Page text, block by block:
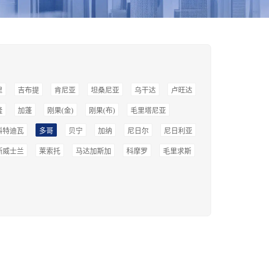
吉布提 肯尼亚 坦桑尼亚 乌干达 卢旺达
加蓬 刚果(金) 刚果(布) 毛里塔尼亚
特迪瓦 多哥 贝宁 加纳 尼日尔 尼日利亚
威士兰 莱索托 马达加斯加 科摩罗 毛里求斯